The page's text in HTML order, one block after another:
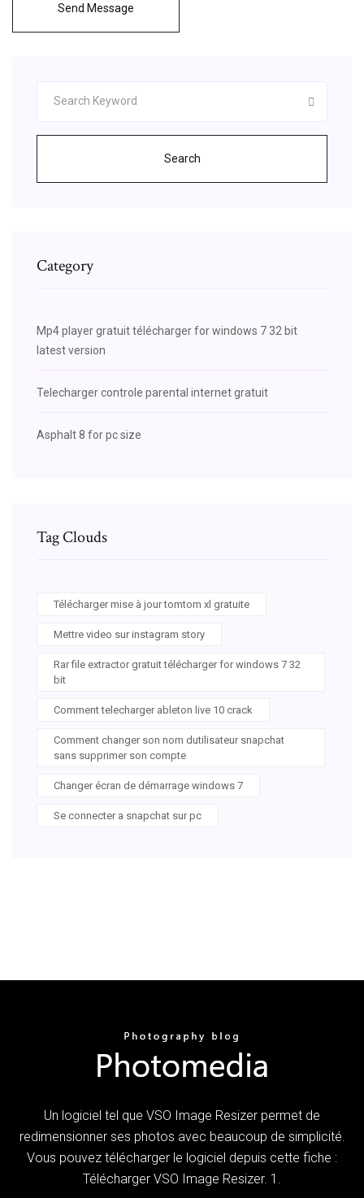
Send Message
Search
Category
Mp4 player gratuit télécharger for windows 7 32 bit
latest version
Telecharger controle parental internet gratuit
Asphalt 8 for pc size
Tag Clouds
Télécharger mise à jour tomtom xl gratuite
Mettre video sur instagram story
Rar file extractor gratuit télécharger for windows 7 32
bit
Comment telecharger ableton live 10 crack
Comment changer son nom dutilisateur snapchat
sans supprimer son compte
Changer écran de démarrage windows 7
Se connecter a snapchat sur pc
Un logiciel tel que VSO Image Resizer permet de
redimensionner ses photos avec beaucoup de simplicité.
Vous pouvez télécharger le logiciel depuis cette fiche :
Télécharger VSO Image Resizer. 1.